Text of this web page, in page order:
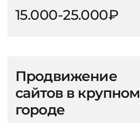
15.000-25.000₽
Продвижение
сайтов в крупном
городе